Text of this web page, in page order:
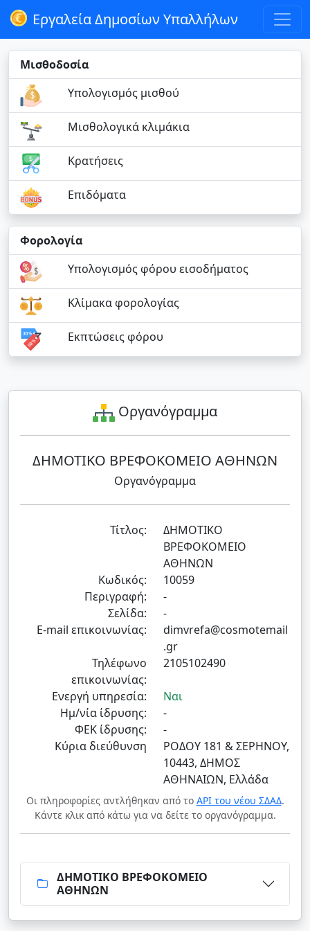
Εργαλεία Δημοσίων Υπαλλήλων
Μισθοδοσία
Υπολογισμός μισθού
Μισθολογικά κλιμάκια
Κρατήσεις
Επιδόματα
Φορολογία
Υπολογισμός φόρου εισοδήματος
Κλίμακα φορολογίας
Εκπτώσεις φόρου
Οργανόγραμμα
ΔΗΜΟΤΙΚΟ ΒΡΕΦΟΚΟΜΕΙΟ ΑΘΗΝΩΝ
Οργανόγραμμα
Τίτλος:
ΔΗΜΟΤΙΚΟ
ΒΡΕΦΟΚΟΜΕΙΟ
ΑΘΗΝΩΝ
Κωδικός:
10059
Περιγραφή:
-
Σελίδα:
-
E-mail επικοινωνίας:
dimvrefa@cosmotemail
.gr
Τηλέφωνο
επικοινωνίας:
2105102490
Ενεργή υπηρεσία:
Ναι
Ημ/νία ίδρυσης:
-
ΦΕΚ ίδρυσης:
-
Κύρια διεύθυνση
ΡΟΔΟΥ 181 & ΣΕΡΗΝΟΥ,
10443, ΔΗΜΟΣ
ΑΘΗΝΑΙΩΝ, Ελλάδα
Οι πληροφορίες αντλήθηκαν από το API του νέου ΣΔΑΔ.
Κάντε κλικ από κάτω για να δείτε το οργανόγραμμα.
ΔΗΜΟΤΙΚΟ ΒΡΕΦΟΚΟΜΕΙΟ
ΑΘΗΝΩΝ